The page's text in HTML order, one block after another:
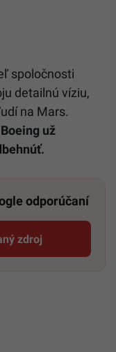
spoločnosti
detailnú víziu,
na Mars.
už
odporúčaní
zdroj
odkaz sa otvorí v